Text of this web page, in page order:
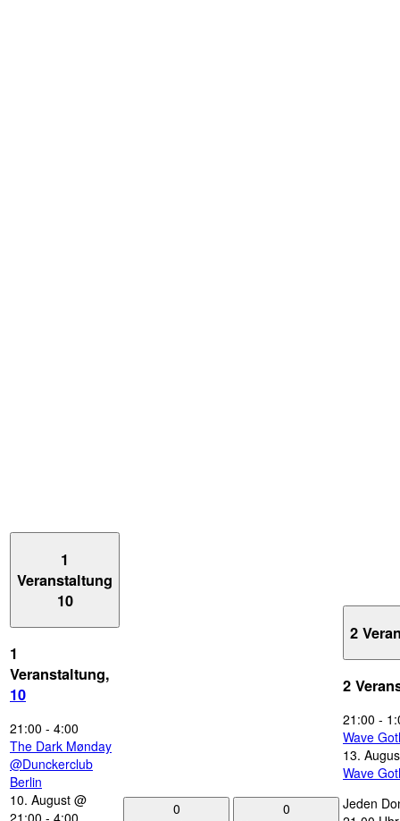
1
Veranstaltung
10
1
Veranstaltung,
10
21:00 - 4:00
The Dark Mønday
@Dunckerclub
Berlin
10. August @
0
0
2
2
21:00 -
Wave
13.
Wave
Jeden